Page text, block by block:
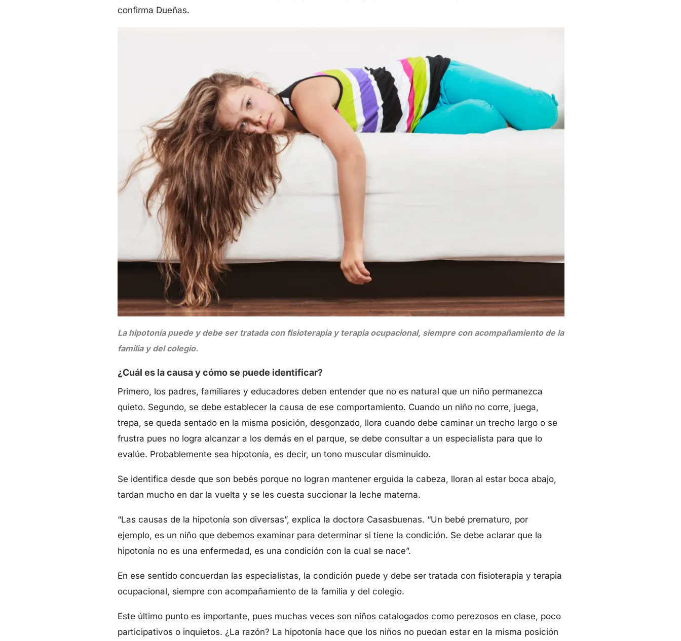
confirma Dueñas.
La hipotonía puede y debe ser tratada con fisioterapia y terapia ocupacional, siempre con acompañamiento de la
familia y del colegio.
¿Cuál es la causa y cómo se puede identificar?
Primero, los padres, familiares y educadores deben entender que no es natural que un niño permanezca
quieto. Segundo, se debe establecer la causa de ese comportamiento. Cuando un niño no corre, juega,
trepa, se queda sentado en la misma posición, desgonzado, llora cuando debe caminar un trecho largo o se
frustra pues no logra alcanzar a los demás en el parque, se debe consultar a un especialista para que lo
evalúe. Probablemente sea hipotonía, es decir, un tono muscular disminuido.
Se identifica desde que son bebés porque no logran mantener erguida la cabeza, lloran al estar boca abajo,
tardan mucho en dar la vuelta y se les cuesta succionar la leche materna.
“Las causas de la hipotonía son diversas”, explica la doctora Casasbuenas. “Un bebé prematuro, por
ejemplo, es un niño que debemos examinar para determinar si tiene la condición. Se debe aclarar que la
hipotonía no es una enfermedad, es una condición con la cual se nace”.
En ese sentido concuerdan las especialistas, la condición puede y debe ser tratada con fisioterapia y terapia
ocupacional, siempre con acompañamiento de la familia y del colegio.
Este último punto es importante, pues muchas veces son niños catalogados como perezosos en clase, poco
participativos o inquietos. ¿La razón? La hipotonía hace que los niños no puedan estar en la misma posición